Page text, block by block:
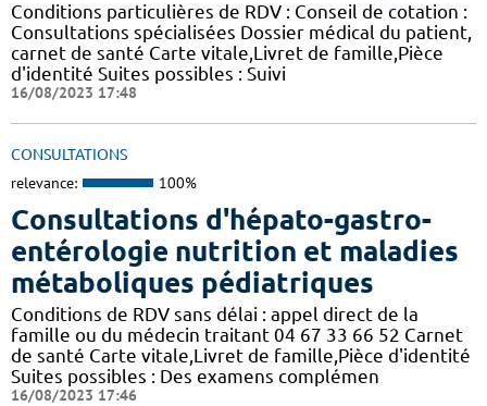
Conditions particulières de RDV : Conseil de cotation :
Consultations spécialisées Dossier médical du patient,
carnet de santé Carte vitale,Livret de famille,Pièce
d'identité Suites possibles : Suivi
16/08/2023 17:48
CONSULTATIONS
relevance: 100%
Consultations d'hépato-gastro-
entérologie nutrition et maladies
métaboliques pédiatriques
Conditions de RDV sans délai : appel direct de la
famille ou du médecin traitant 04 67 33 66 52 Carnet
de santé Carte vitale,Livret de famille,Pièce d'identité
Suites possibles : Des examens complémen
16/08/2023 17:46